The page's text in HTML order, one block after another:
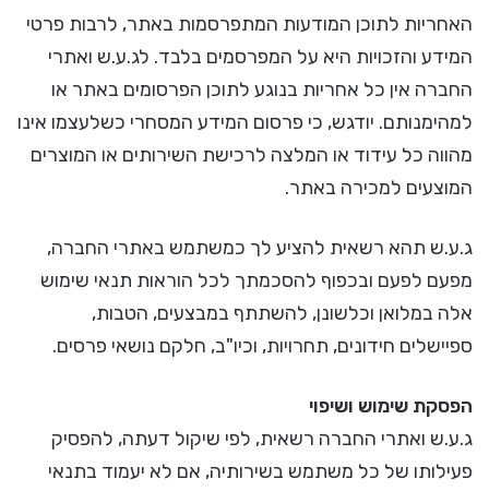
האחריות לתוכן המודעות המתפרסמות באתר, לרבות פרטי
המידע והזכויות היא על המפרסמים בלבד. לג.ע.ש ואתרי
החברה אין כל אחריות בנוגע לתוכן הפרסומים באתר או
למהימנותם. יודגש, כי פרסום המידע המסחרי כשלעצמו אינו
מהווה כל עידוד או המלצה לרכישת השירותים או המוצרים
המוצעים למכירה באתר.
ג.ע.ש תהא רשאית להציע לך כמשתמש באתרי החברה,
מפעם לפעם ובכפוף להסכמתך לכל הוראות תנאי שימוש
אלה במלואן וכלשונן, להשתתף במבצעים, הטבות,
ספיישלים חידונים, תחרויות, וכיו"ב, חלקם נושאי פרסים.
הפסקת שימוש ושיפוי
ג.ע.ש ואתרי החברה רשאית, לפי שיקול דעתה, להפסיק
פעילותו של כל משתמש בשירותיה, אם לא יעמוד בתנאי